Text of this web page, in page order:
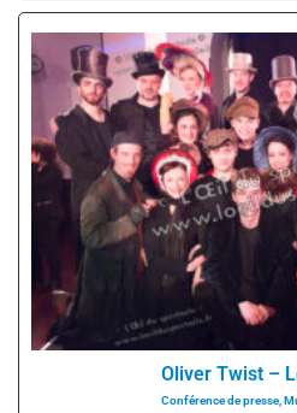
Oliver Twist –
Conférence de presse,